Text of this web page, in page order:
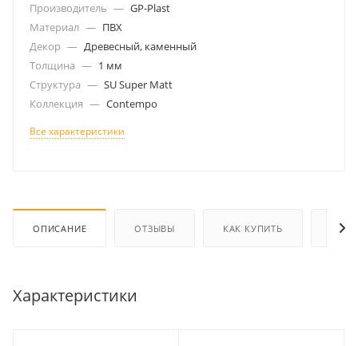
Производитель — GP-Plast
Материал — ПВХ
Декор — Древесный, каменный
Толщина — 1 мм
Структура — SU Super Matt
Коллекция — Contempo
Все характеристики
ОПИСАНИЕ ОТЗЫВЫ КАК КУПИТЬ
Характеристики